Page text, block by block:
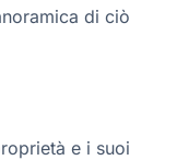
di ciò
e i suoi